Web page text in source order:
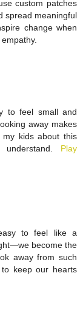
custom patches
spread meaningful
change when
to feel small and
away makes
kids about this
Play
to feel like a
become the
away from such
keep our hearts